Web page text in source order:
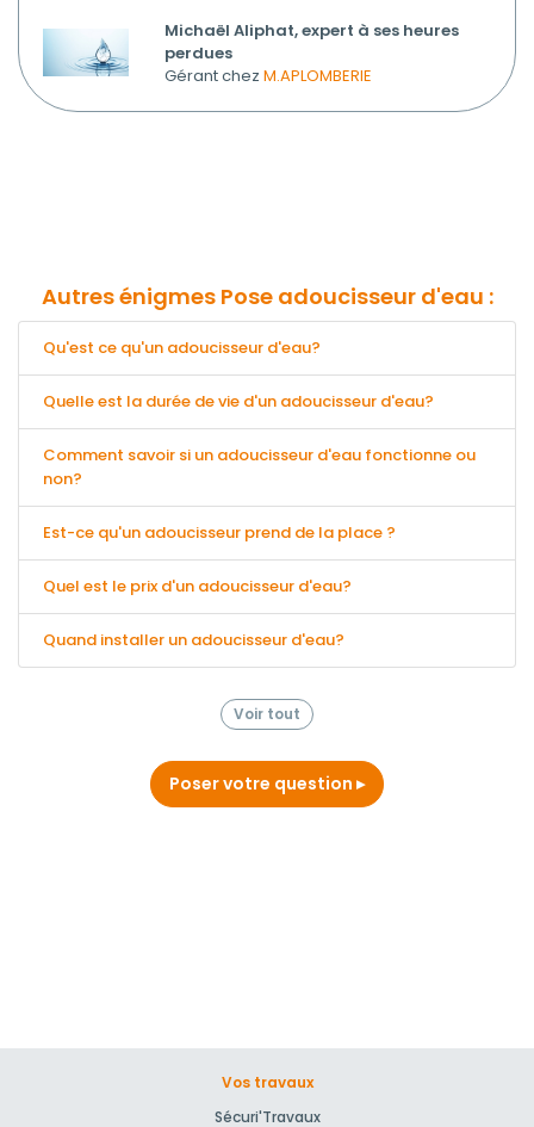
Michaël Aliphat, expert à ses heures
perdues
Gérant chez M.APLOMBERIE
Autres énigmes Pose adoucisseur d'eau :
Qu'est ce qu'un adoucisseur d'eau?
Quelle est la durée de vie d'un adoucisseur d'eau?
Comment savoir si un adoucisseur d'eau fonctionne ou
non?
Est-ce qu'un adoucisseur prend de la place ?
Quel est le prix d'un adoucisseur d'eau?
Quand installer un adoucisseur d'eau?
Voir tout
Poser votre question
Vos travaux
Sécuri'Travaux